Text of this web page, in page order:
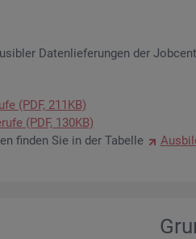
Da­ten­lie­fe­run­gen der
(PDF, 211KB)
(PDF, 130KB)
fin­den Sie in der Ta­bel­le